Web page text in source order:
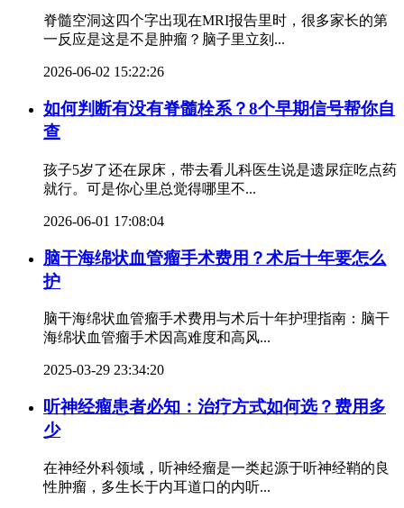
脊髓空洞这四个字出现在MRI报告里时，很多家长的第
一反应是这是不是肿瘤？脑子里立刻...
2026-06-02 15:22:26
如何判断有没有脊髓栓系？8个早期信号帮你自
查
孩子5岁了还在尿床，带去看儿科医生说是遗尿症吃点药
就行。可是你心里总觉得哪里不...
2026-06-01 17:08:04
脑干海绵状血管瘤手术费用？术后十年要怎么
护
脑干海绵状血管瘤手术费用与术后十年护理指南：脑干
海绵状血管瘤手术因高难度和高风...
2025-03-29 23:34:20
听神经瘤患者必知：治疗方式如何选？费用多
少
在神经外科领域，听神经瘤是一类起源于听神经鞘的良
性肿瘤，多生长于内耳道口的内听...